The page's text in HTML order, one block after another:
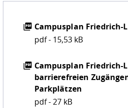
Campusplan Friedrich-
pdf - 15,53 kB
Campusplan Friedrich-
barrierefreien
Parkplätzen
pdf - 27 kB